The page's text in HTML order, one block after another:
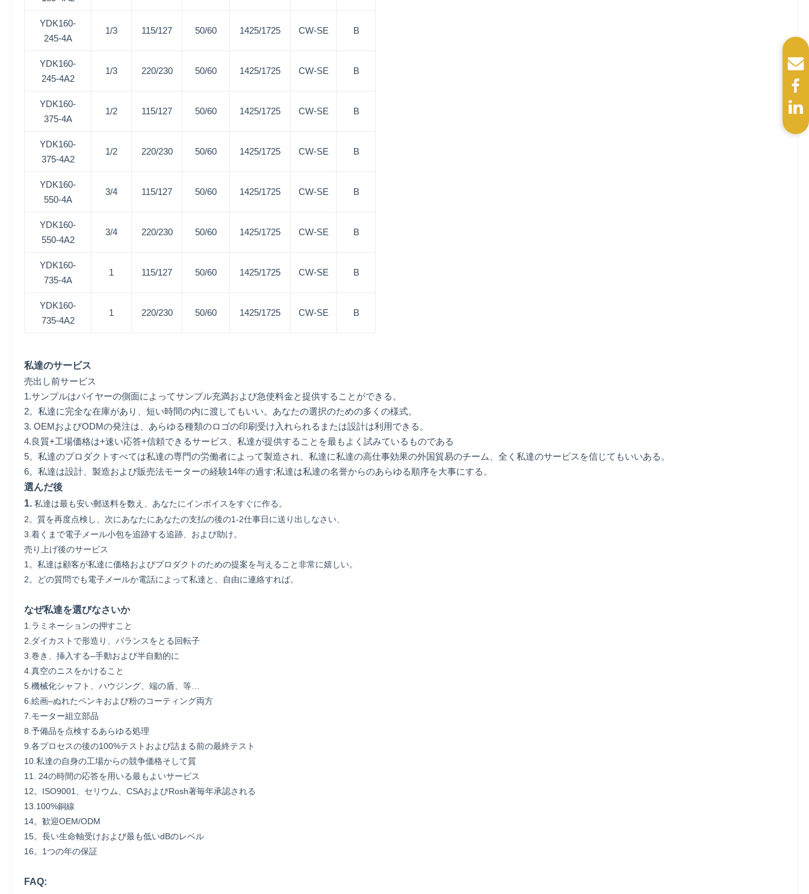
YDK160-
245-4A
1/3 115/127 50/60 1425/1725 CW-SE B
YDK160-
245-4A2
1/3 220/230 50/60 1425/1725 CW-SE B
YDK160-
375-4A
1/2 115/127 50/60 1425/1725 CW-SE B
YDK160-
375-4A2
1/2 220/230 50/60 1425/1725 CW-SE B
YDK160-
550-4A
3/4 115/127 50/60 1425/1725 CW-SE B
YDK160-
550-4A2
3/4 220/230 50/60 1425/1725 CW-SE B
YDK160-
735-4A
1 115/127 50/60 1425/1725 CW-SE B
YDK160-
735-4A2
1 220/230 50/60 1425/1725 CW-SE B
私達のサービス
売出し前サービス
1.サンプルはバイヤーの側面によってサンプル充満および急使料金と提供することができる。
2。私達に完全な在庫があり、短い時間の内に渡してもいい。あなたの選択のための多くの様式。
3. OEMおよびODMの発注は、あらゆる種類のロゴの印刷受け入れられるまたは設計は利用できる。
4.良質+工場価格は+速い応答+信頼できるサービス、私達が提供することを最もよく試みているものである
5。私達のプロダクトすべては私達の専門の労働者によって製造され、私達に私達の高仕事効果の外国貿易のチーム、全く私達のサービスを信じてもいいある。
6。私達は設計、製造および販売法モーターの経験14年の過す;私達は私達の名誉からのあらゆる順序を大事にする。
選んだ後
1. 私達は最も安い郵送料を数え、あなたにインボイスをすぐに作る。
2。質を再度点検し、次にあなたにあなたの支払の後の1-2仕事日に送り出しなさい、
3.着くまで電子メール小包を追跡する追跡、および助け。
売り上げ後のサービス
1。私達は顧客が私達に価格およびプロダクトのための提案を与えること非常に嬉しい。
2。どの質問でも電子メールか電話によって私達と、自由に連絡すれば。
なぜ私達を選びなさいか
1.ラミネーションの押すこと
2.ダイカストで形造り、バランスをとる回転子
3.巻き、挿入する–手動および半自動的に
4.真空のニスをかけること
5.機械化シャフト、ハウジング、端の盾、等…
6.絵画–ぬれたペンキおよび粉のコーティング両方
7.モーター組立部品
8.予備品を点検するあらゆる処理
9.各プロセスの後の100%テストおよび詰まる前の最終テスト
10.私達の自身の工場からの競争価格そして質
11. 24の時間の応答を用いる最もよいサービス
12。ISO9001、セリウム、CSAおよびRosh著毎年承認される
13.100%銅線
14。歓迎OEM/ODM
15。長い生命軸受けおよび最も低いdBのレベル
16。1つの年の保証
FAQ: